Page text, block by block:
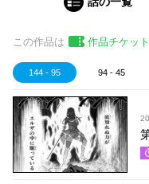
この作品は 作品チケット
144 - 95 94 - 45